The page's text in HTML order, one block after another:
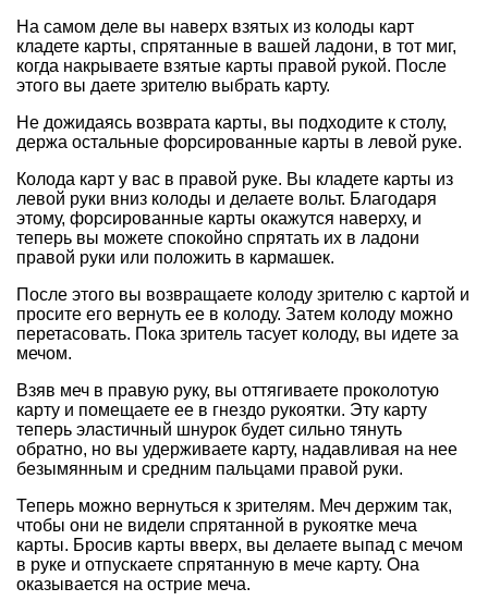
На самом деле вы наверх взятых из колоды карт
кладете карты, спрятанные в вашей ладони, в тот миг,
когда накрываете взятые карты правой рукой. После
этого вы даете зрителю выбрать карту.
Не дожидаясь возврата карты, вы подходите к столу,
держа остальные форсированные карты в левой руке.
Колода карт у вас в правой руке. Вы кладете карты из
левой руки вниз колоды и делаете вольт. Благодаря
этому, форсированные карты окажутся наверху, и
теперь вы можете спокойно спрятать их в ладони
правой руки или положить в кармашек.
После этого вы возвращаете колоду зрителю с картой и
просите его вернуть ее в колоду. Затем колоду можно
перетасовать. Пока зритель тасует колоду, вы идете за
мечом.
Взяв меч в правую руку, вы оттягиваете проколотую
карту и помещаете ее в гнездо рукоятки. Эту карту
теперь эластичный шнурок будет сильно тянуть
обратно, но вы удерживаете карту, надавливая на нее
безымянным и средним пальцами правой руки.
Теперь можно вернуться к зрителям. Меч держим так,
чтобы они не видели спрятанной в рукоятке меча
карты. Бросив карты вверх, вы делаете выпад с мечом
в руке и отпускаете спрятанную в мече карту. Она
оказывается на острие меча.